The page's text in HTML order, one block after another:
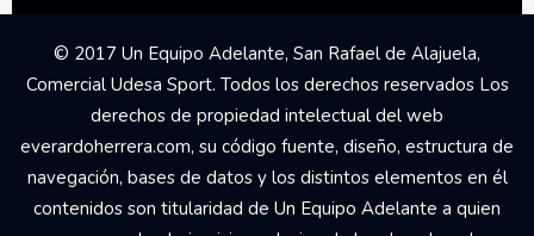
© 2017 Un Equipo Adelante, San Rafael de Alajuela,
Comercial Udesa Sport. Todos los derechos reservados Los
derechos de propiedad intelectual del web
everardoherrera.com, su código fuente, diseño, estructura de
navegación, bases de datos y los distintos elementos en él
contenidos son titularidad de Un Equipo Adelante a quien